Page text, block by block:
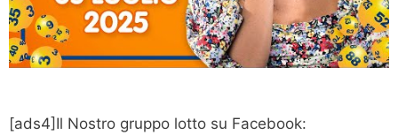
[ads4]Il Nostro gruppo lotto su Facebook: